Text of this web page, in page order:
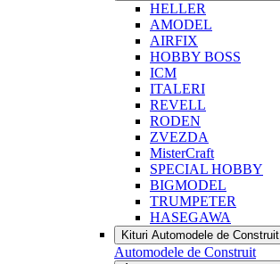
HELLER
AMODEL
AIRFIX
HOBBY BOSS
ICM
ITALERI
REVELL
RODEN
ZVEZDA
MisterCraft
SPECIAL HOBBY
BIGMODEL
TRUMPETER
HASEGAWA
Kituri Automodele de Construit
Automodele de Construit